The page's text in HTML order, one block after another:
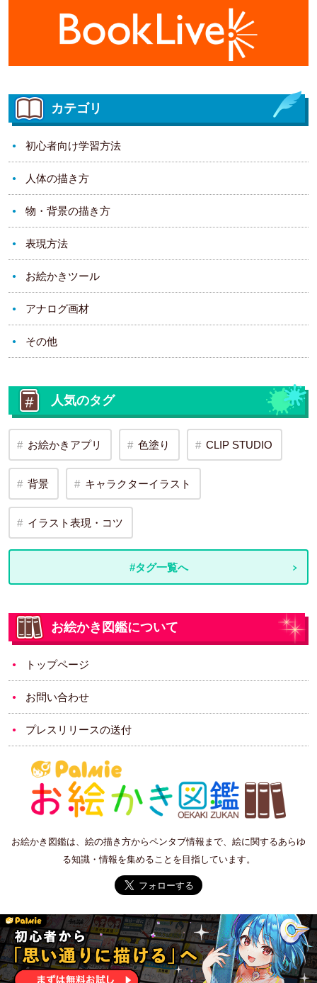
カテゴリ
初心者向け学習方法
人体の描き方
物・背景の描き方
表現方法
お絵かきツール
アナログ画材
その他
人気のタグ
お絵かきアプリ 色塗り CLIP STUDIO
背景 キャラクターイラスト
イラスト表現・コツ
#タグ一覧へ
お絵かき図鑑について
トップページ
お問い合わせ
プレスリリースの送付
お絵かき図鑑は、絵の描き方からペンタブ情報まで、絵に関するあらゆ
る知識・情報を集めることを目指しています。